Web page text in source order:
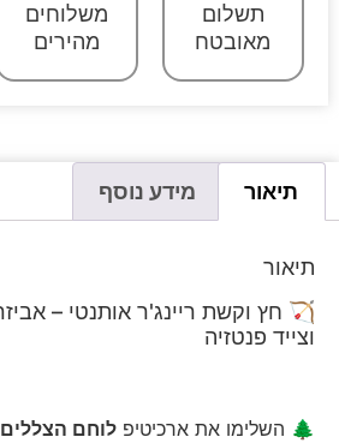
תשלום
מאובטח
משלוחים
מהירים
תיאור מידע נוסף
תיאור
וצייד פנטזיה
🌲 השלימו את ארכיטיפ לוחם הצללים